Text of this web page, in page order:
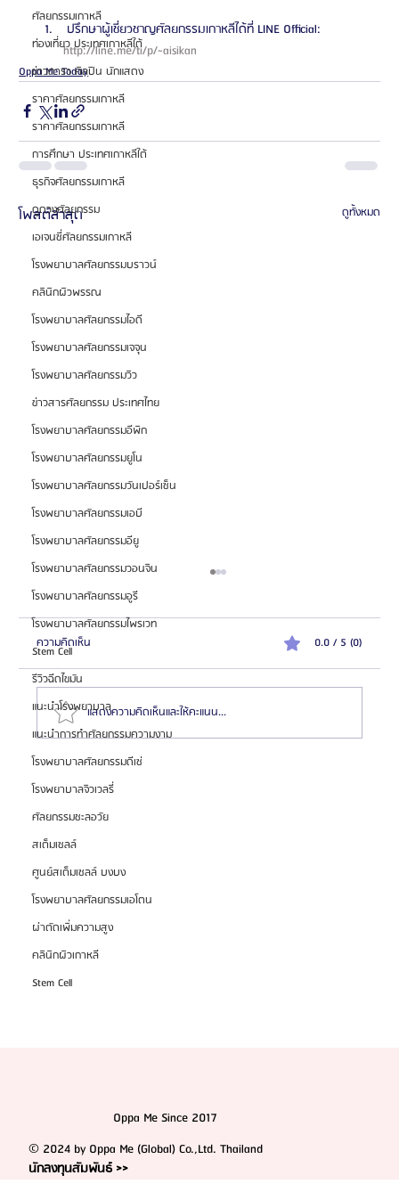
ศัลยกรรมเกาหลี
ท่องเที่ยว ประเทศเกาหลีใต้
ข่าวดารา ศิลปิน นักแสดง
ราคาศัลยกรรมเกาหลี
ราคาศัลยกรรมเกาหลี
การศึกษา ประเทศเกาหลีใต้
ธุรกิจศัลยกรรมเกาหลี
ดูดวงศัลยกรรม
เอเจนซี่ศัลยกรรมเกาหลี
โรงพยาบาลศัลยกรรมบราวน์
คลินิกผิวพรรณ
โรงพยาบาลศัลยกรรมไอดี
โรงพยาบาลศัลยกรรมเจจุน
โรงพยาบาลศัลยกรรมวิว
ข่าวสารศัลยกรรม ประเทศไทย
โรงพยาบาลศัลยกรรมอีพิก
โรงพยาบาลศัลยกรรมยูโน
โรงพยาบาลศัลยกรรมวันเปอร์เซ็น
โรงพยาบาลศัลยกรรมเอบี
โรงพยาบาลศัลยกรรมอียู
โรงพยาบาลศัลยกรรมวอนจิน
โรงพยาบาลศัลยกรรมอูรี
โรงพยาบาลศัลยกรรมไพรเวท
Stem Cell
รีวิวฉีดไขมัน
แนะนำโรงพยาบาล
แนะนำการทำศัลยกรรมความงาม
โรงพยาบาลศัลยกรรมดีเซ่
โรงพยาบาลจิวเวลรี่
ศัลยกรรมชะลอวัย
สเต็มเซลล์
ศูนย์สเต็มเซลล์ บงบง
โรงพยาบาลศัลยกรรมเอโตน
ผ่าตัดเพิ่มความสูง
คลินิกผิวเกาหลี
Stem Cell
ปรึกษาผู้เชี่ยวชาญศัลยกรรมเกาหลีได้ที่ LINE Official:
http://line.me/ti/p/~aisikan
Oppa Me Today
โพสต์ล่าสุด ดูทั้งหมด
แนะนำอาหารเสริมเพิ่มความสูงที่ดีที่สุด พร้อมเปรียบ
ความคิดเห็น 0.0 / 5 (0)
แสดงความคิดเห็นและให้คะแนน...
Oppa Me Since 2017
© 2024 by Oppa Me (Global) Co.,Ltd. Thailand
นักลงทุนสัมพันธ์ >>